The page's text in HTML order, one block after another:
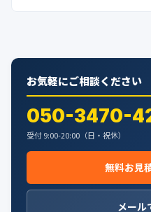
お気軽にご相談ください
050-3470-
受付 9:00-20:00（日・祝休）
無料お見
メール